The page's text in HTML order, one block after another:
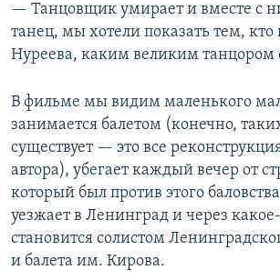
— Танцовщик умирает и вместе с
танец, мы хотели показать тем, кто
Нуреева, каким великим танцором
В фильме мы видим маленького
занимается балетом (конечно,
существует — это все
автора), убегает каждый вечер от
который был против этого
уезжает в Ленинград и через
становится солистом
и балета им. Кирова.